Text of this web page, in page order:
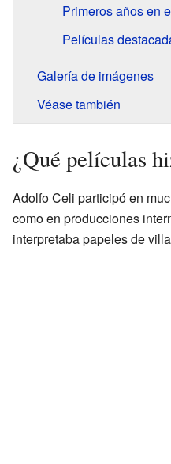
Primeros años en
Películas
Galería de imágenes
Véase también
¿Qué películas
Adolfo Celi participó en
como en producciones
interpretaba papeles de